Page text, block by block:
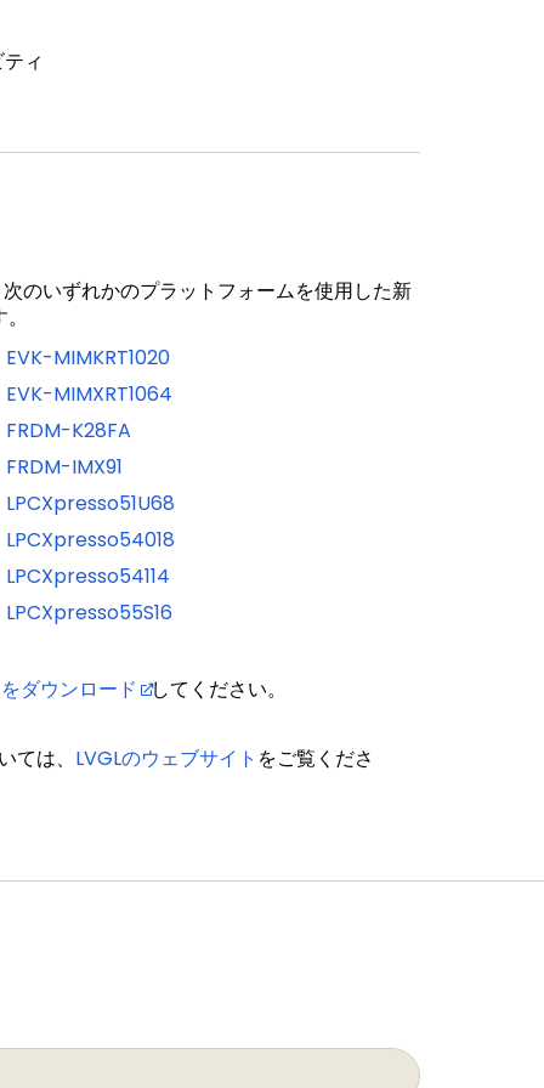
ィ
のいずれかのプラットフォームを使用した新
EVK-MIMKRT1020
EVK-MIMXRT1064
FRDM-K28FA
FRDM-IMX91
LPCXpresso51U68
LPCXpresso54018
LPCXpresso54114
LPCXpresso55S16
ダウンロード してください。
は、 LVGLのウェブサイト をご覧くださ